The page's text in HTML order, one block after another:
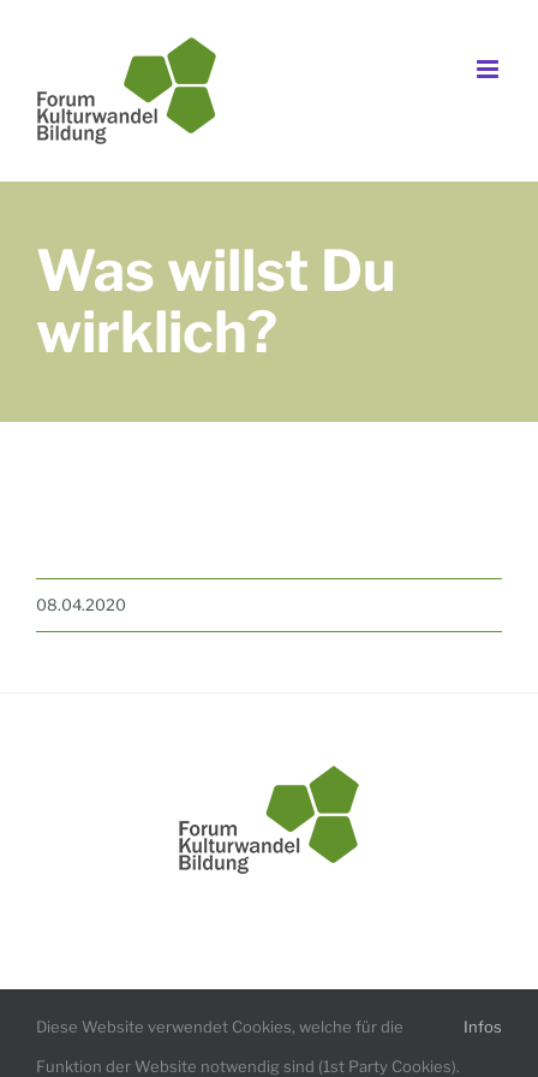
springen
Was willst Du
wirklich?
08.04.2020
Impressum Datenschutzerklärung
Diese Website verwendet Cookies, welche für die
Funktion der Website notwendig sind (1st Party Cookies).
Infos